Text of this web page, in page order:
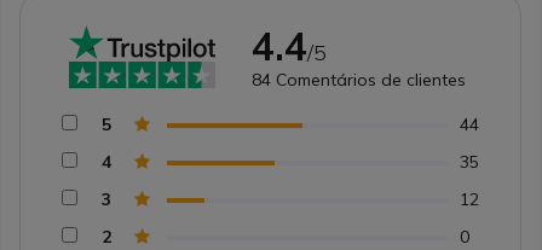
4.4/5
84 Comentários de clientes
5
44
4
35
3
12
2
0